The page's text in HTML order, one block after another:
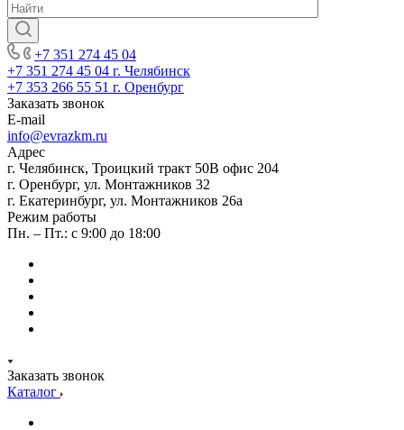
+7 351 274 45 04
+7 351 274 45 04 г. Челябинск
+7 353 266 55 51 г. Оренбург
Заказать звонок
E-mail
info@evrazkm.ru
Адрес
г. Челябинск, Троицкий тракт 50В офис 204
г. Оренбург, ул. Монтажников 32
г. Екатеринбург, ул. Монтажников 26а
Режим работы
Пн. – Пт.: с 9:00 до 18:00
Заказать звонок
Каталог